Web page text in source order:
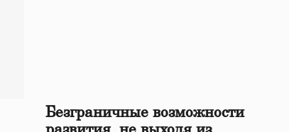
Безграничные возможности